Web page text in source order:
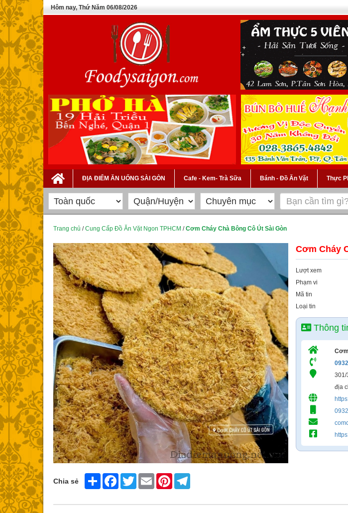
Hôm nay, Thứ Năm 06/08/2026
ĐỊA ĐIỂM ĂN UỐNG SÀI GÒN Cafe - Kem- Trà Sữa Bánh - Đồ Ăn Vặt Thực
Trang chủ /Cung Cấp Đồ Ăn Vặt Ngon TPHCM /Cơm Cháy Chà Bông Cô Út Sài Gòn
Chia sẻ Share FacebookTwitter Email Pinterest
Cơm Cháy
Lượt xem
Phạm vi
Mã tin
Loại tin
Thông
301/
địa